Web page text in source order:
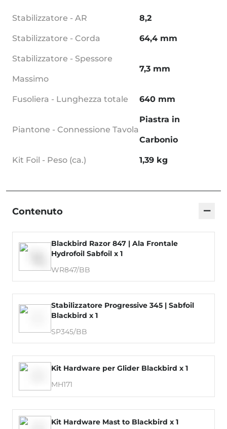
Stabilizzatore - AR 8,2
Stabilizzatore - Corda 64,4 mm
Stabilizzatore - Spessore
Massimo
7,3 mm
Fusoliera - Lunghezza totale 640 mm
Piantone - Connessione Tavola
Piastra in
Carbonio
Kit Foil - Peso (ca.) 1,39 kg
Contenuto −
Blackbird Razor 847 | Ala Frontale
Hydrofoil Sabfoil x 1
WR847/BB
Stabilizzatore Progressive 345 | Sabfoil
Blackbird x 1
SP345/BB
Kit Hardware per Glider Blackbird x 1
MH171
Kit Hardware Mast to Blackbird x 1